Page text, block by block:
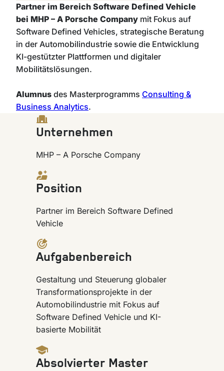
Partner im Bereich Software Defined Vehicle
bei MHP – A Porsche Company mit Fokus auf
Software Defined Vehicles, strategische Beratung
in der Automobilindustrie sowie die Entwicklung
KI-gestützter Plattformen und digitaler
Mobilitätslösungen.
Alumnus des Masterprogramms Consulting &
Business Analytics.
Unternehmen
MHP – A Porsche Company
Position
Partner im Bereich Software Defined
Vehicle
Aufgabenbereich
Gestaltung und Steuerung globaler
Transformationsprojekte in der
Automobilindustrie mit Fokus auf
Software Defined Vehicle und KI-
basierte Mobilität
Absolvierter Master